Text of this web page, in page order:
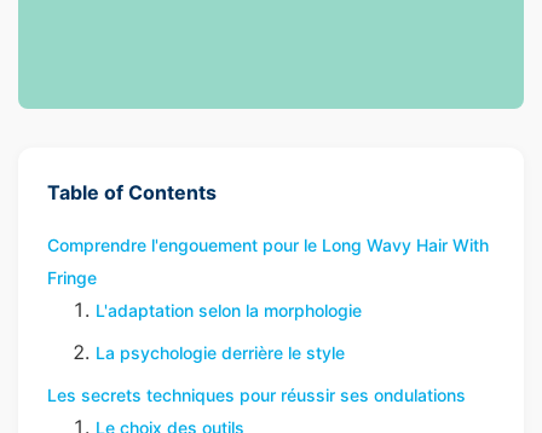
Table of Contents
Comprendre l'engouement pour le Long Wavy Hair With
Fringe
L'adaptation selon la morphologie
La psychologie derrière le style
Les secrets techniques pour réussir ses ondulations
Le choix des outils